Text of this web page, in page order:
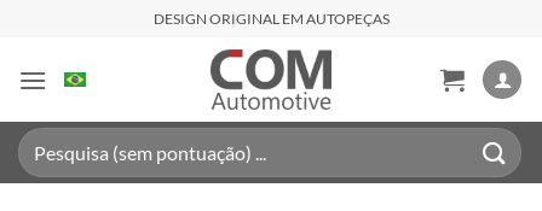
contenido
DESIGN ORIGINAL EM AUTOPEÇAS
Buscar
por: